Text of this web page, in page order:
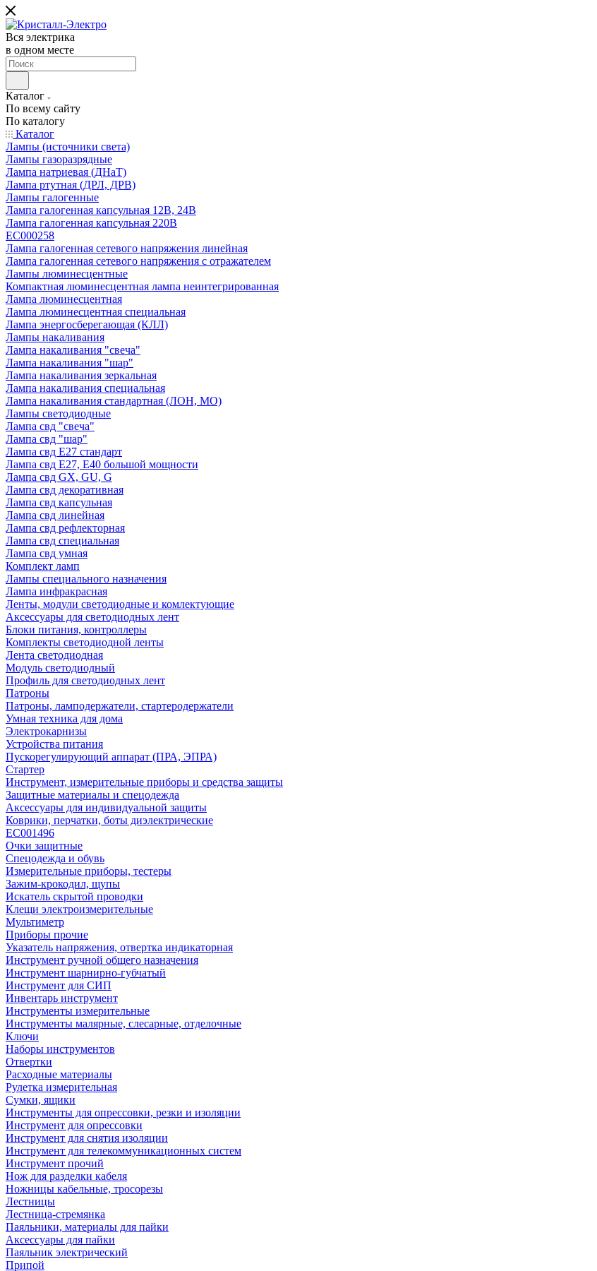
Вся электрика
в одном месте
Каталог
По всему сайту
По каталогу
Каталог
Лампы (источники света)
Лампы газоразрядные
Лампа натриевая (ДНаТ)
Лампа ртутная (ДРЛ, ДРВ)
Лампы галогенные
Лампа галогенная капсульная 12В, 24В
Лампа галогенная капсульная 220В
EC000258
Лампа галогенная сетевого напряжения линейная
Лампа галогенная сетевого напряжения с отражателем
Лампы люминесцентные
Компактная люминесцентная лампа неинтегрированная
Лампа люминесцентная
Лампа люминесцентная специальная
Лампа энергосберегающая (КЛЛ)
Лампы накаливания
Лампа накаливания "свеча"
Лампа накаливания "шар"
Лампа накаливания зеркальная
Лампа накаливания специальная
Лампа накаливания стандартная (ЛОН, МО)
Лампы светодиодные
Лампа свд "свеча"
Лампа свд "шар"
Лампа свд E27 стандарт
Лампа свд E27, Е40 большой мощности
Лампа свд GX, GU, G
Лампа свд декоративная
Лампа свд капсульная
Лампа свд линейная
Лампа свд рефлекторная
Лампа свд специальная
Лампа свд умная
Комплект ламп
Лампы специального назначения
Лампа инфракрасная
Ленты, модули светодиодные и комлектующие
Аксессуары для светодиодных лент
Блоки питания, контроллеры
Комплекты светодиодной ленты
Лента светодиодная
Модуль светодиодный
Профиль для светодиодных лент
Патроны
Патроны, ламподержатели, стартеродержатели
Умная техника для дома
Электрокарнизы
Устройства питания
Пускорегулирующий аппарат (ПРА, ЭПРА)
Стартер
Инструмент, измерительные приборы и средства защиты
Защитные материалы и спецодежда
Аксессуары для индивидуальной защиты
Коврики, перчатки, боты диэлектрические
EC001496
Очки защитные
Спецодежда и обувь
Измерительные приборы, тестеры
Зажим-крокодил, щупы
Искатель скрытой проводки
Клещи электроизмерительные
Мультиметр
Приборы прочие
Указатель напряжения, отвертка индикаторная
Инструмент ручной общего назначения
Инструмент шарнирно-губчатый
Инструмент для СИП
Инвентарь инструмент
Инструменты измерительные
Инструменты малярные, слесарные, отделочные
Ключи
Наборы инструментов
Отвертки
Расходные материалы
Рулетка измерительная
Сумки, ящики
Инструменты для опрессовки, резки и изоляции
Инструмент для опрессовки
Инструмент для снятия изоляции
Инструмент для телекоммуникационных систем
Инструмент прочий
Нож для разделки кабеля
Ножницы кабельные, тросорезы
Лестницы
Лестница-стремянка
Паяльники, материалы для пайки
Аксессуары для пайки
Паяльник электрический
Припой